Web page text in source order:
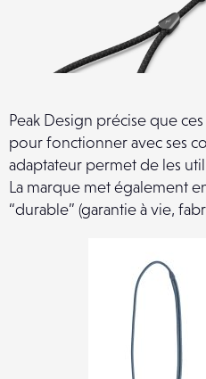
Peak Design précise que
pour fonctionner avec ses
adaptateur permet de les
La marque met également
“durable” (garantie à vie,